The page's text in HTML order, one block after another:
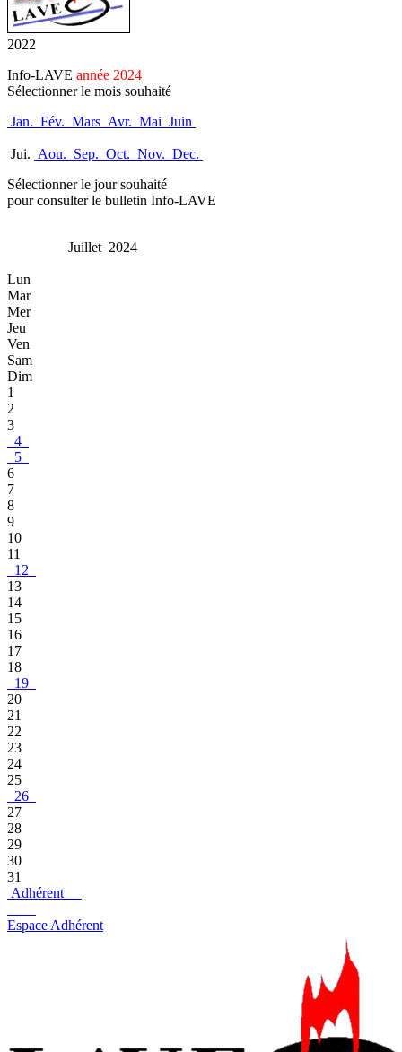
2022
Info-LAVE année 2024
Sélectionner le mois souhaité
Jan. Fév. Mars Avr. Mai Juin
Jui. Aou. Sep. Oct. Nov. Dec.
Sélectionner le jour souhaité
pour consulter le bulletin Info-LAVE
Juillet 2024
Lun
Mar
Mer
Jeu
Ven
Sam
Dim
1
2
3
4
5
6
7
8
9
10
11
12
13
14
15
16
17
18
19
20
21
22
23
24
25
26
27
28
29
30
31
Adhérent
Espace Adhérent